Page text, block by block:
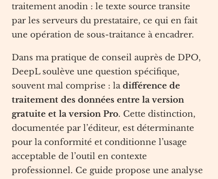
traitement anodin : le texte source transite
par les serveurs du prestataire, ce qui en fait
une opération de sous-traitance à encadrer.
Dans ma pratique de conseil auprès de DPO,
DeepL soulève une question spécifique,
souvent mal comprise : ladifférence de
traitement des données entre la version
gratuite et la version Pro. Cette distinction,
documentée par l’éditeur, est déterminante
pour la conformité et conditionne l’usage
acceptable de l’outil en contexte
professionnel. Ce guide propose une analyse